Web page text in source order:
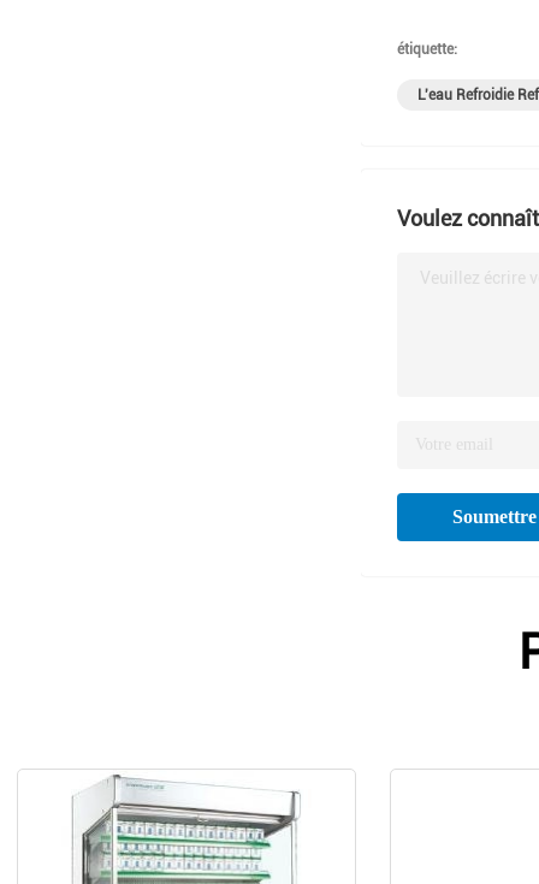
étiquette:
L'eau Refroidie
Voulez
Veuillez écrire
Soumettre